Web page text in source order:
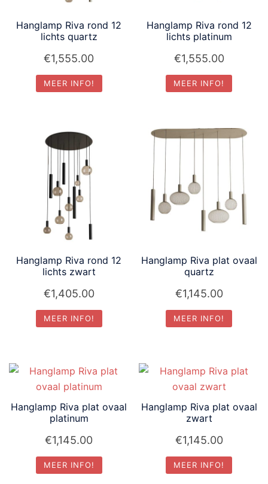
Hanglamp Riva rond 12
lichts quartz
€1,555.00
MEER INFO!
Hanglamp Riva rond 12
lichts platinum
€1,555.00
MEER INFO!
Hanglamp Riva rond 12
lichts zwart
€1,405.00
MEER INFO!
Hanglamp Riva plat ovaal
quartz
€1,145.00
MEER INFO!
Hanglamp Riva plat ovaal
platinum
€1,145.00
MEER INFO!
Hanglamp Riva plat ovaal
zwart
€1,145.00
MEER INFO!